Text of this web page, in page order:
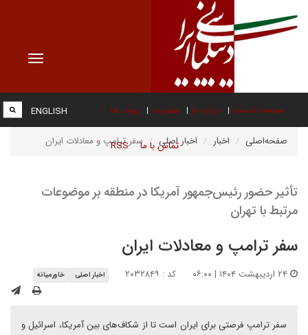
Toggle
صفحه نخست درباره ما عضویت پیوند ها
تماس با ما RSS
ENGLISH
صفحه‌اصلی اخبار اخبار اصلی سفر ترامپ و معادلات ایران
تأثیر حضور رئیس‌جمهور آمریکا در منطقه بر موضوعات
مرتبط با تهران
سفر ترامپ و معادلات ایران
کد : ۲۰۳۲۸۴۹ اخبار اصلی خاورمیانه
سفر ترامپ فرصتی برای ایران است تا از شکاف‌های بین آمریکا، اسرائیل و